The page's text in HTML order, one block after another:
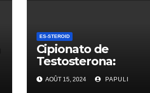
ES-STEROID
Cipionato de
Testosterona:
Efectos y
Consideraciones
AOÛT 15, 2024 PAPULI